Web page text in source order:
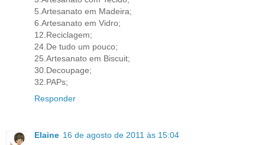
5.Artesanato em Madeira;
6.Artesanato em Vidro;
12.Reciclagem;
24.De tudo um pouco;
25.Artesanato em Biscuit;
30.Decoupage;
32.PAPs;
Responder
Elaine 16 de agosto de 2011 às 15:04